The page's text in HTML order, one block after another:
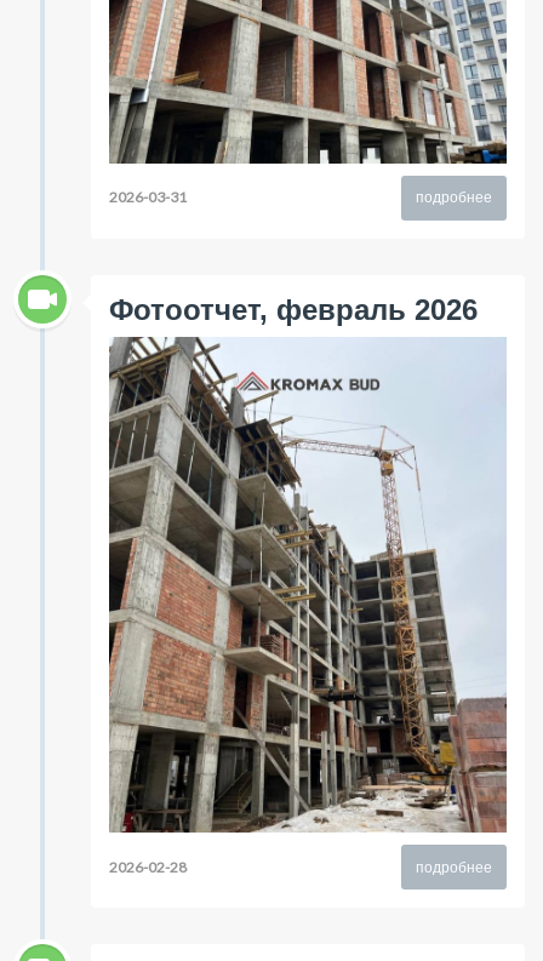
подробнее
2026-03-31
Фотоотчет, февраль 2026
подробнее
2026-02-28